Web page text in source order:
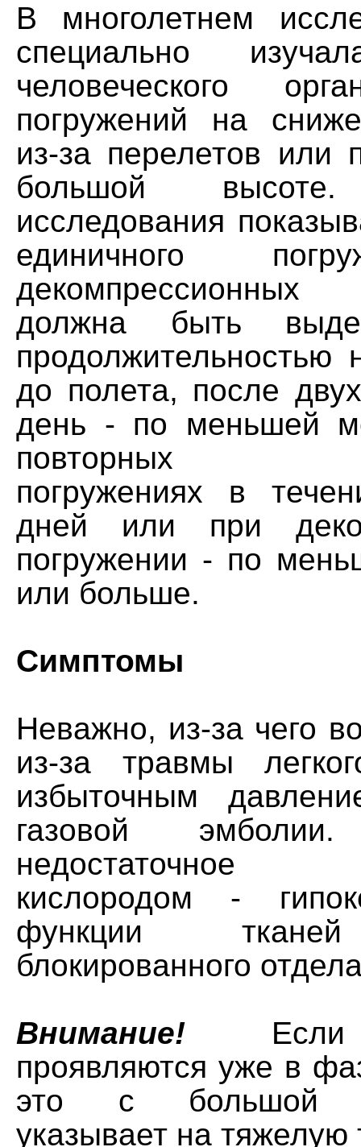
В многолетнем
специально
человеческого
погружений на
из-за перелетов или
большой высоте.
исследования
единичного
декомпрессионных
должна быть
до полета, после
день - по меньшей
повторных
погружениях в
дней или при
погружении - по
или больше.
Симптомы
Неважно, из-за чего
из-за травмы
избыточным
газовой эмболии.
недостаточное
кислородом -
функции
блокированного
Внимание! Если
проявляются уже в
это с большой
указывает на тяжелую